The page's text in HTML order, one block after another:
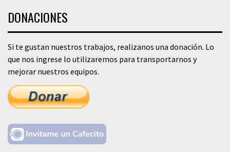
DONACIONES
Si te gustan nuestros trabajos, realizanos una donación. Lo
que nos ingrese lo utilizaremos para transportarnos y
mejorar nuestros equipos.